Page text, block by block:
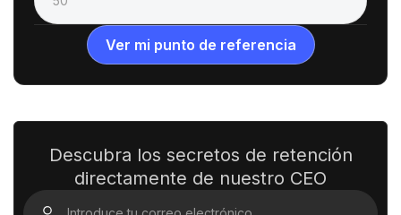
Descubra los secretos de retención
directamente de nuestro CEO